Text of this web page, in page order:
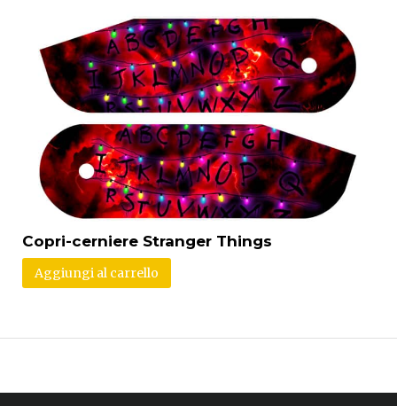
Copri-cerniere Stranger Things
Aggiungi al carrello